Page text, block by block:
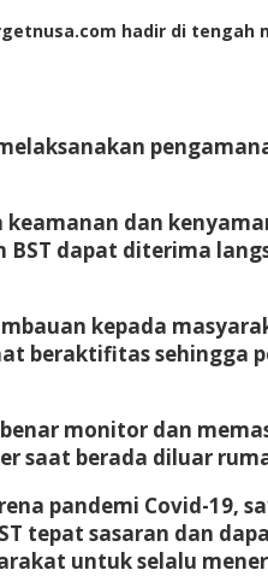
hadir di tengah
dan
dapat diterima
kepada
beraktifitas sehingga
monitor dan
saat berada diluar
pandemi Covid-19,
tepat sasaran dan
untuk selalu